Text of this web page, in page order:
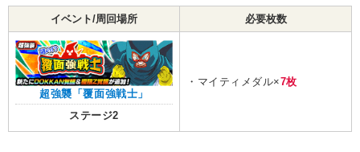
イベント/周回場所 必要枚数
超強襲「覆面強戦士」
ステージ2
・マイティメダル×7枚